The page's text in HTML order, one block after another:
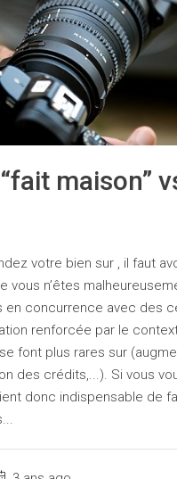
maison”
votre bien sur , il faut
vous n’êtes
en concurrence avec des
renforcée par le
font plus rares sur
des crédits,...). Si vous
donc indispensable de